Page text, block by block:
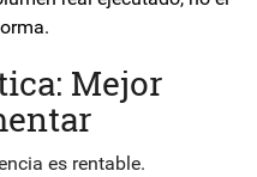
Mejor
es rentable.